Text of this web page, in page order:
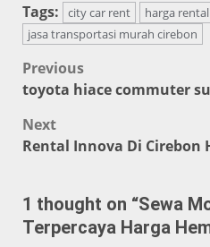
Tags: city car rent
harga
jasa transportasi murah cirebon
Post
navigation
Previous
toyota hiace commuter
Next
Rental Innova Di Cirebon
1 thought on “Sewa
Terpercaya Harga